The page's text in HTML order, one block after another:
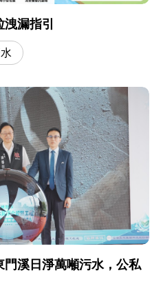
漏指引
溪日淨萬噸污水，公私